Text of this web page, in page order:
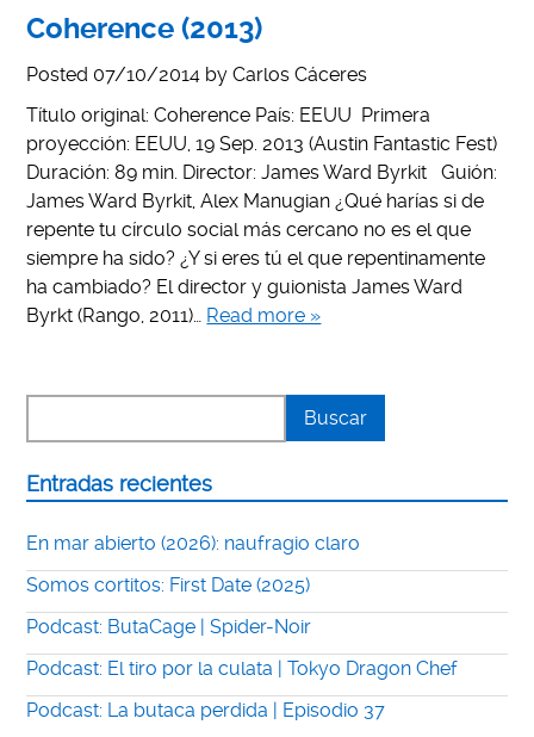
Coherence (2013)
Posted 07/10/2014 byCarlos Cáceres
Título original: Coherence País: EEUU Primera
proyección: EEUU, 19 Sep. 2013 (Austin Fantastic Fest)
Duración: 89 min. Director: James Ward Byrkit Guión:
James Ward Byrkit, Alex Manugian ¿Qué harías si de
repente tu círculo social más cercano no es el que
siempre ha sido? ¿Y si eres tú el que repentinamente
ha cambiado? El director y guionista James Ward
Byrkt (Rango, 2011)… Read more »
Entradas recientes
En mar abierto (2026): naufragio claro
Somos cortitos: First Date (2025)
Podcast: ButaCage | Spider-Noir
Podcast: El tiro por la culata | Tokyo Dragon Chef
Podcast: La butaca perdida | Episodio 37